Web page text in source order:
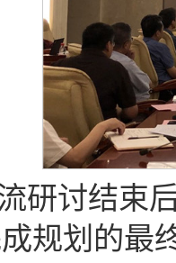
研讨结束
规划的最